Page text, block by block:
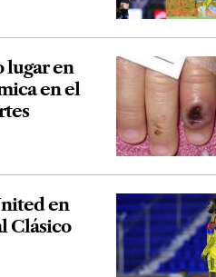
lugar en
en el
en
Clásico